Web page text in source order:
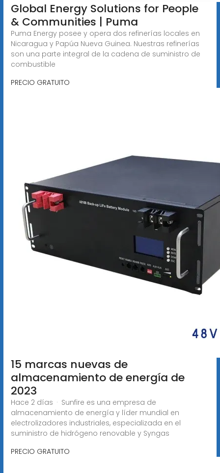
Global Energy Solutions for People
& Communities | Puma
Puma Energy posee y opera dos refinerías locales en
Nicaragua y Papúa Nueva Guinea. Nuestras refinerías
son una parte integral de la cadena de suministro de
combustible
PRECIO GRATUITO
15 marcas nuevas de
almacenamiento de energía de
2023
Hace 2 días · Sunfire es una empresa de
almacenamiento de energía y líder mundial en
electrolizadores industriales, especializada en el
suministro de hidrógeno renovable y Syngas
PRECIO GRATUITO